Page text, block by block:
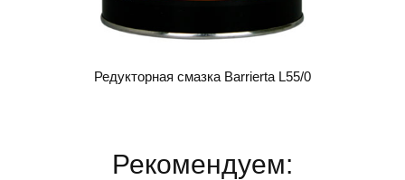
Редукторная смазка Barrierta L55/0
Рекомендуем: